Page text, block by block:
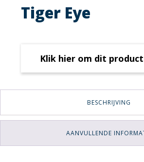
Tiger Eye
Klik hier om dit
BESCHRIJVING
AANVULLENDE